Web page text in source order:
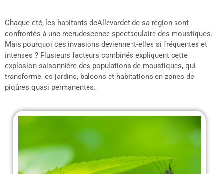
Chaque été, les habitants deAllevardet de sa région sont
confrontés à une recrudescence spectaculaire des moustiques.
Mais pourquoi ces invasions deviennent-elles si fréquentes et
intenses ? Plusieurs facteurs combinés expliquent cette
explosion saisonnière des populations de moustiques, qui
transforme les jardins, balcons et habitations en zones de
piqûres quasi permanentes.